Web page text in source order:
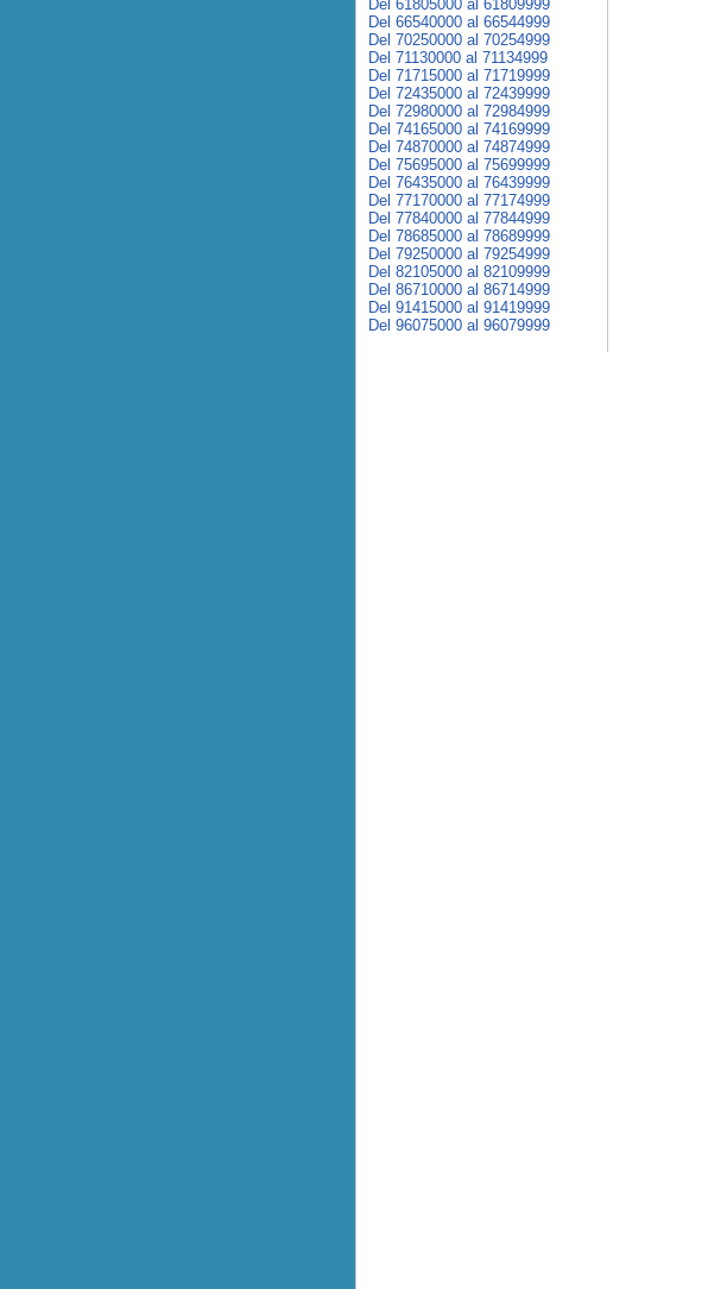
Del 61805000 al 61809999
Del 66540000 al 66544999
Del 70250000 al 70254999
Del 71130000 al 71134999
Del 71715000 al 71719999
Del 72435000 al 72439999
Del 72980000 al 72984999
Del 74165000 al 74169999
Del 74870000 al 74874999
Del 75695000 al 75699999
Del 76435000 al 76439999
Del 77170000 al 77174999
Del 77840000 al 77844999
Del 78685000 al 78689999
Del 79250000 al 79254999
Del 82105000 al 82109999
Del 86710000 al 86714999
Del 91415000 al 91419999
Del 96075000 al 96079999